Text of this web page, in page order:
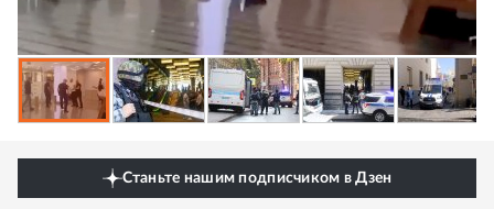
Станьте нашим подписчиком в Дзен